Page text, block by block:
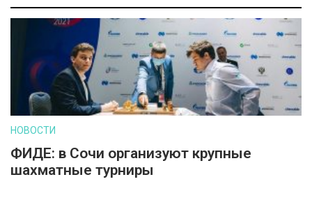
НОВОСТИ
ФИДЕ: в Сочи организуют крупные
шахматные турниры